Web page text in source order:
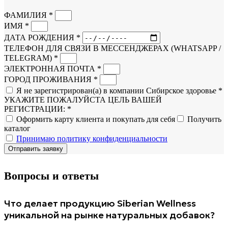
ФАМИЛИЯ *
ИМЯ *
ДАТА РОЖДЕНИЯ *
ТЕЛЕФОН ДЛЯ СВЯЗИ В МЕССЕНДЖЕРАХ (WHATSAPP /
TELEGRAM) *
ЭЛЕКТРОННАЯ ПОЧТА *
ГОРОД ПРОЖИВАНИЯ *
Я не зарегистрирован(а) в компании Сибирское здоровье *
УКАЖИТЕ ПОЖАЛУЙСТА ЦЕЛЬ ВАШЕЙ
РЕГИСТРАЦИИ: *
Оформить карту клиента и покупать для себя
Получить
каталог
Принимаю политику конфиденциальности
Отправить заявку
Вопросы и ответы
Что делает продукцию Siberian Wellness
уникальной на рынке натуральных добавок?